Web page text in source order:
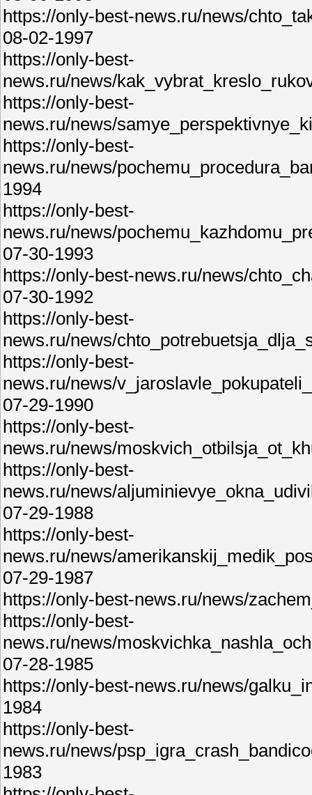
https://only-best-news.ru/news/
08-02-1997
https://only-best-
news.ru/news/
https://only-best-
news.ru/news/
https://only-best-
news.ru/news/
1994
https://only-best-
news.ru/news/
07-30-1993
https://only-best-news.ru/news/
07-30-1992
https://only-best-
news.ru/news/
https://only-best-
news.ru/news/
07-29-1990
https://only-best-
news.ru/news/
https://only-best-
news.ru/news/
07-29-1988
https://only-best-
news.ru/news/
07-29-1987
https://only-best-news.ru/news/
https://only-best-
news.ru/news/
07-28-1985
https://only-best-news.ru/news/
1984
https://only-best-
news.ru/news/
1983